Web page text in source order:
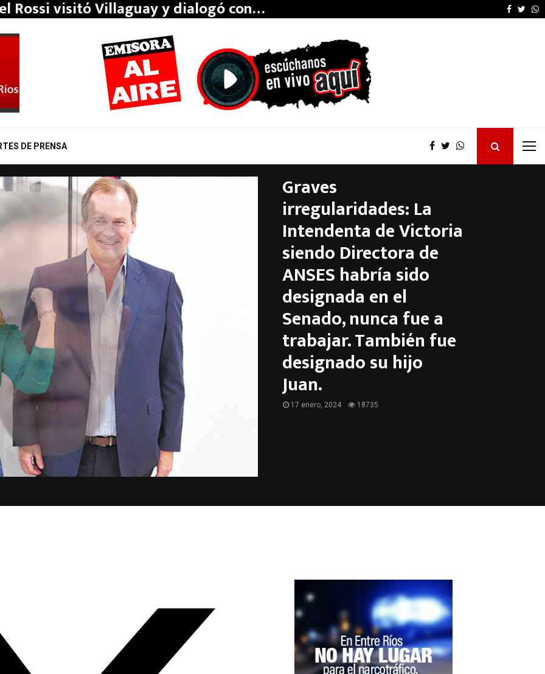
Rossi visitó Villaguay y dialogó con… Kicillof desautorizó
DE PRENSA
Graves
irregularidades: La
Intendenta de Victoria
siendo Directora de
ANSES habría sido
designada en el
Senado, nunca fue a
trabajar. También fue
designado su hijo
Juan.
17 enero, 2024 18735